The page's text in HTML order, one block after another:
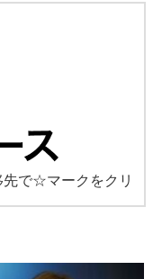
先で☆マークをクリ